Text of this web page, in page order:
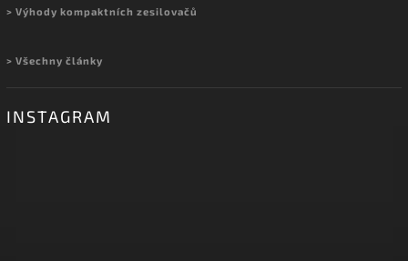
> Výhody kompaktních zesilovačů
> Všechny články
INSTAGRAM